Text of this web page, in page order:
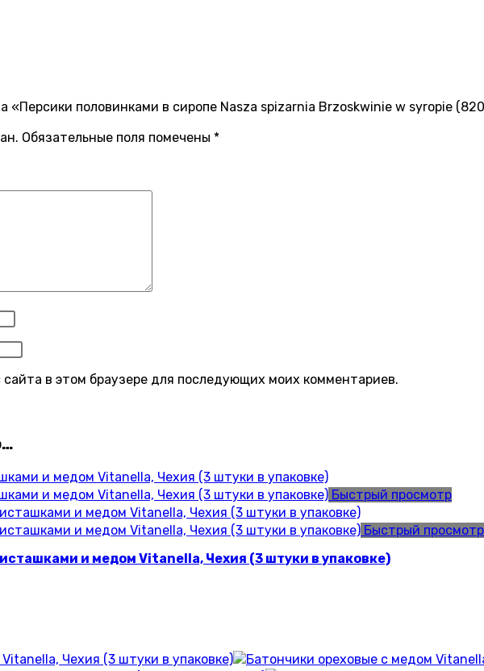
«Персики половинками в сиропе Nasza spizarnia Brzoskwinie w syropie
Обязательные поля помечены *
в этом браузере для последующих моих комментариев.
Быстрый просмотр
Быстрый просмотр
и медом Vitanella, Чехия (3 штуки в упаковке)